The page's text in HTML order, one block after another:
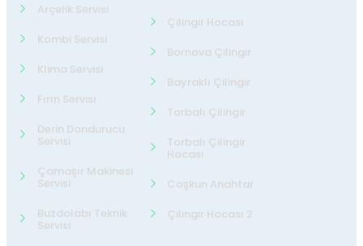
Arçelik Servisi
Kombi Servisi
Klima Servisi
Fırın Servisi
Derin Dondurucu
Servisi
Çamaşır Makinesi
Servisi
Buzdolabı Teknik
Servisi
Çilingir Hocası
Bornova Çilingir
Bayraklı Çilingir
Torbalı Çilingir
Torbalı Çilingir
Hocası
Coşkun Anahtar
Çilingir Hocası 2